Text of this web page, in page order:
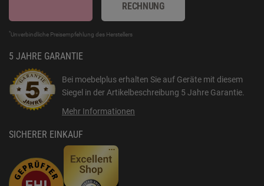
RECHNUNG
*Unverbindliche Preisempfehlung des Herstellers
5 JAHRE GARANTIE
Bei moebelplus erhalten Sie auf Geräte mit diesem
Siegel in der Artikelbeschreibung 5 Jahre Garantie.
Mehr Informationen
SICHERER EINKAUF